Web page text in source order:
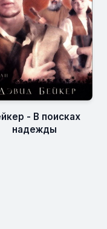
- В поисках
надежды